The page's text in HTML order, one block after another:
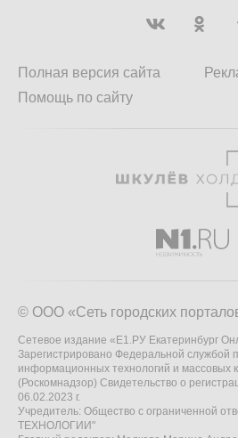
Полная версия сайта
Помощь по сайту
© ООО «Сеть городских
Сетевое издание «Е1.РУ Екатеринбург
Зарегистрировано Федеральной службой
информационных технологий и массовых
(Роскомнадзор) Свидетельство о
06.02.2023 г.
Учредитель: Общество с ограниченной
ТЕХНОЛОГИИ"